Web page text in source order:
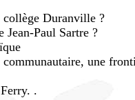
collège Duranville ?
Paul Sartre ?
communautaire, une
.